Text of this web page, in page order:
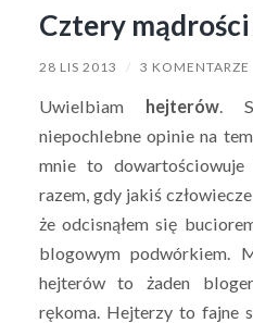
Cztery
28 LIS 2013 / 3 KOMENTARZE
Uwielbiam hejterów.
niepochlebne opinie na
mnie to
razem, gdy jakiś
że odcisnąłem się
blogowym podwórkiem.
hejterów to żaden
rękoma. Hejterzy to fajne